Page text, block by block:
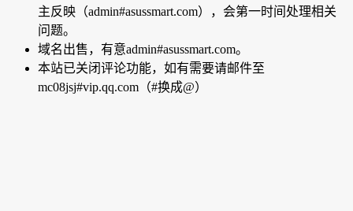
主反映（admin#asussmart.com），会第一时间处理相关
问题。
域名出售，有意admin#asussmart.com。
本站已关闭评论功能，如有需要请邮件至
mc08jsj#vip.qq.com（#换成@）